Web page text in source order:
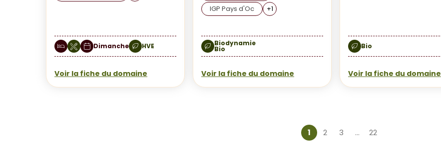
Dimanche HVE
Voir la fiche du domaine
IGP Pays d'Oc
+1
Biodynamie
Bio
Voir la fiche du domaine
Bio
Voir la fiche du domaine
Page courante
1 $ Page
2 $ Page
3 … $
22